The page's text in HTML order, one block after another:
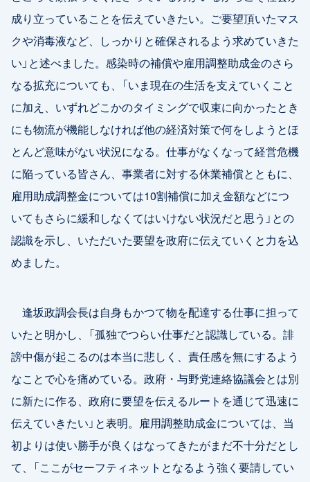
成り立っていることを伝えていきたい。ご要望頂いたマス
クや消毒液など、しっかりと確保されるよう求めていきた
い」と述べました。感染時の補償や雇用調整助成金のさら
なる拡充についても、「いま現在の生活を支えていくこと
に加え、いずれどこかのタイミングで収束に向かったとき
にも物流が機能しなければ他の経済対策で何をしようとほ
とんど意味がない状況になる。仕事がなくなって経営危機
に陥っている皆さん、事業者に対する休業補償とともに、
雇用助成調整金については10割補償に加え金額などにつ
いてもさらに緩和しなくてはいけない状況だと思う」との
認識を示し、いただいた要望を政府に伝えていくと力を込
めました。
逢坂政調会長は自身もかつて物を配達する仕事に担って
いたと明かし、「孤独でつらい仕事だと認識している。誹
謗中傷が起こるのは本当に悲しく、責任感を無にするよう
なことで心を痛めている。政府・与野党連絡協議会とは別
に新たに作る、政府に要望を伝えるルートを通じて迅速に
伝えていきたい」と表明。雇用調整助成金については、当
初よりは使い勝手が良くはなってきたがまだ不十分だとし
て、「ここがセーフティネットとなるよう強く要請してい